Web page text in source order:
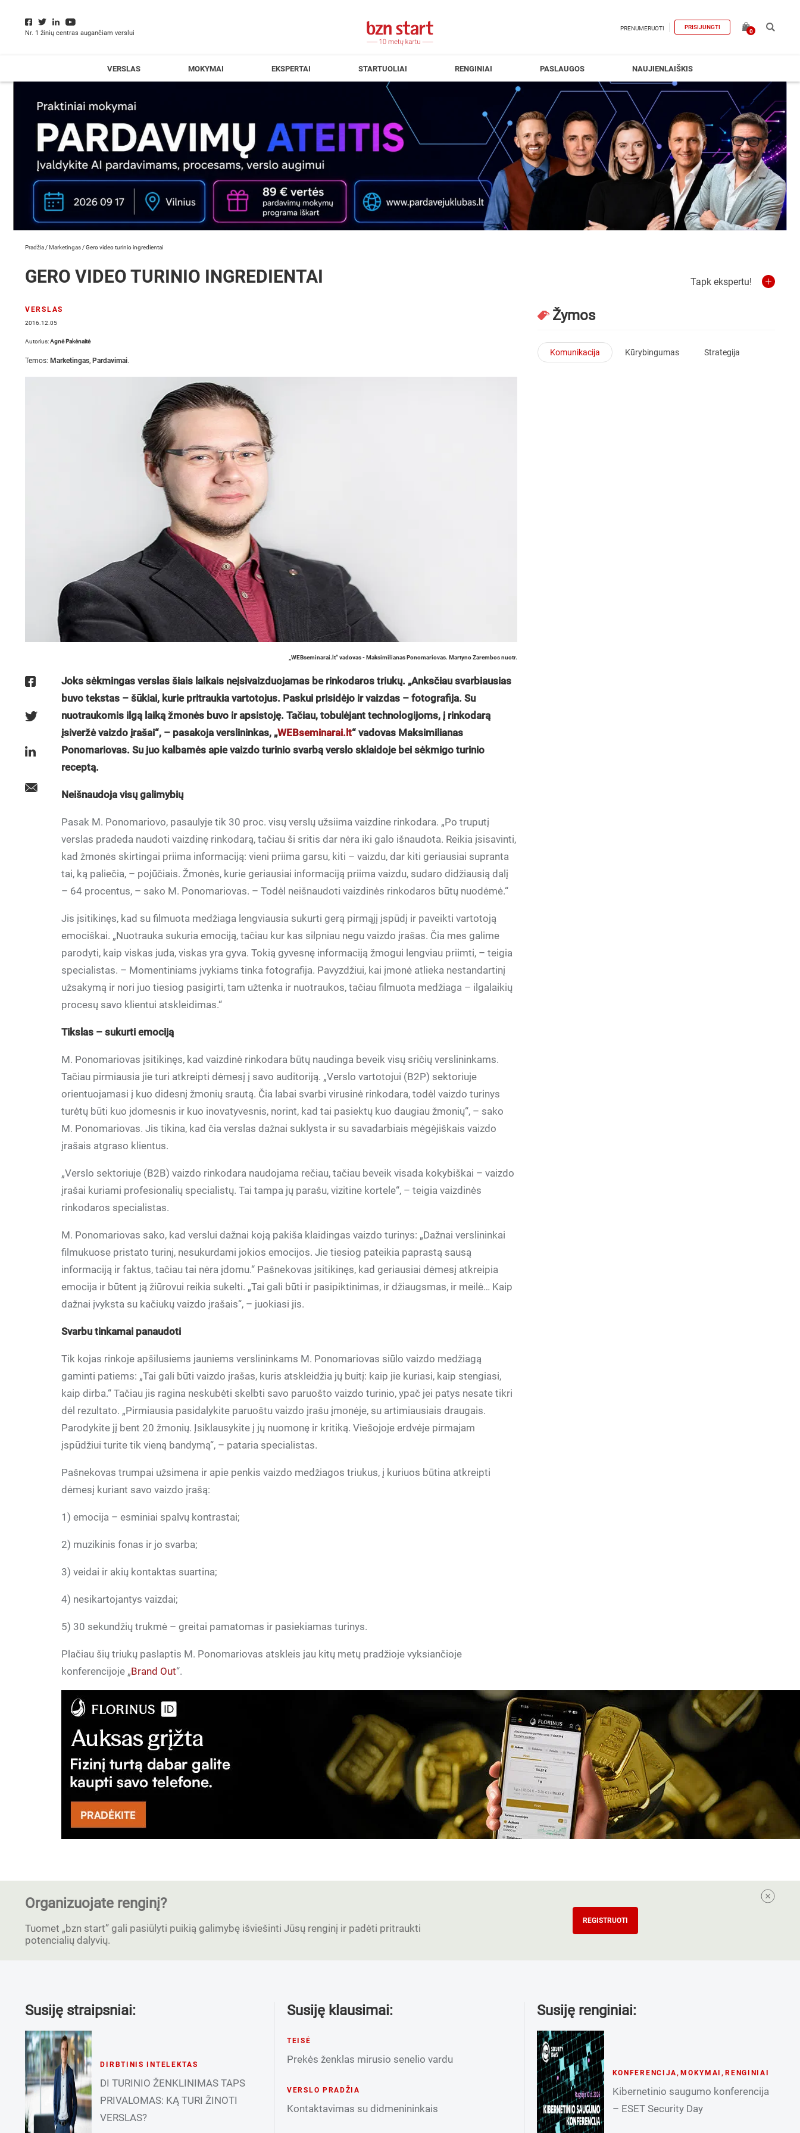
Nr. 1 žinių centras augančiam verslui
PRENUMERUOTI PRISIJUNGTI
0
VERSLAS MOKYMAI EKSPERTAI STARTUOLIAI RENGINIAI PASLAUGOS NAUJIENLAIŠKIS
Pradžia /Marketingas /Gero video turinio ingredientai
GERO VIDEO TURINIO INGREDIENTAI
VERSLAS
2016.12.05
Autorius:Agnė Pakėnaitė
Temos: Marketingas, Pardavimai.
„WEBseminarai.lt“ vadovas - Maksimilianas Ponomariovas. Martyno Zarembos nuotr.
Joks sėkmingas verslas šiais laikais neįsivaizduojamas be rinkodaros triukų. „Anksčiau svarbiausias
buvo tekstas – šūkiai, kurie pritraukia vartotojus. Paskui prisidėjo ir vaizdas – fotografija. Su
nuotraukomis ilgą laiką žmonės buvo ir apsistoję. Tačiau, tobulėjant technologijoms, į rinkodarą
įsiveržė vaizdo įrašai“, – pasakoja verslininkas, „WEBseminarai.lt“ vadovas Maksimilianas
Ponomariovas. Su juo kalbamės apie vaizdo turinio svarbą verslo sklaidoje bei sėkmigo turinio
receptą.
Neišnaudoja visų galimybių
Pasak M. Ponomariovo, pasaulyje tik 30 proc. visų verslų užsiima vaizdine rinkodara. „Po truputį
verslas pradeda naudoti vaizdinę rinkodarą, tačiau ši sritis dar nėra iki galo išnaudota. Reikia įsisavinti,
kad žmonės skirtingai priima informaciją: vieni priima garsu, kiti – vaizdu, dar kiti geriausiai supranta
tai, ką paliečia, – pojūčiais. Žmonės, kurie geriausiai informaciją priima vaizdu, sudaro didžiausią dalį
– 64 procentus, – sako M. Ponomariovas. – Todėl neišnaudoti vaizdinės rinkodaros būtų nuodėmė.“
Jis įsitikinęs, kad su filmuota medžiaga lengviausia sukurti gerą pirmąjį įspūdį ir paveikti vartotoją
emociškai. „Nuotrauka sukuria emociją, tačiau kur kas silpniau negu vaizdo įrašas. Čia mes galime
parodyti, kaip viskas juda, viskas yra gyva. Tokią gyvesnę informaciją žmogui lengviau priimti, – teigia
specialistas. – Momentiniams įvykiams tinka fotografija. Pavyzdžiui, kai įmonė atlieka nestandartinį
užsakymą ir nori juo tiesiog pasigirti, tam užtenka ir nuotraukos, tačiau filmuota medžiaga – ilgalaikių
procesų savo klientui atskleidimas.“
Tikslas – sukurti emociją
M. Ponomariovas įsitikinęs, kad vaizdinė rinkodara būtų naudinga beveik visų sričių verslininkams.
Tačiau pirmiausia jie turi atkreipti dėmesį į savo auditoriją. „Verslo vartotojui (B2P) sektoriuje
orientuojamasi į kuo didesnį žmonių srautą. Čia labai svarbi virusinė rinkodara, todėl vaizdo turinys
turėtų būti kuo įdomesnis ir kuo inovatyvesnis, norint, kad tai pasiektų kuo daugiau žmonių“, – sako
M. Ponomariovas. Jis tikina, kad čia verslas dažnai suklysta ir su savadarbiais mėgėjiškais vaizdo
įrašais atgraso klientus.
„Verslo sektoriuje (B2B) vaizdo rinkodara naudojama rečiau, tačiau beveik visada kokybiškai – vaizdo
įrašai kuriami profesionalių specialistų. Tai tampa jų parašu, vizitine kortele“, – teigia vaizdinės
rinkodaros specialistas.
M. Ponomariovas sako, kad verslui dažnai koją pakiša klaidingas vaizdo turinys: „Dažnai verslininkai
filmukuose pristato turinį, nesukurdami jokios emocijos. Jie tiesiog pateikia paprastą sausą
informaciją ir faktus, tačiau tai nėra įdomu.“ Pašnekovas įsitikinęs, kad geriausiai dėmesį atkreipia
emocija ir būtent ją žiūrovui reikia sukelti. „Tai gali būti ir pasipiktinimas, ir džiaugsmas, ir meilė… Kaip
dažnai įvyksta su kačiukų vaizdo įrašais“, – juokiasi jis.
Svarbu tinkamai panaudoti
Tik kojas rinkoje apšilusiems jauniems verslininkams M. Ponomariovas siūlo vaizdo medžiagą
gaminti patiems: „Tai gali būti vaizdo įrašas, kuris atskleidžia jų buitį: kaip jie kuriasi, kaip stengiasi,
kaip dirba.“ Tačiau jis ragina neskubėti skelbti savo paruošto vaizdo turinio, ypač jei patys nesate tikri
dėl rezultato. „Pirmiausia pasidalykite paruoštu vaizdo įrašu įmonėje, su artimiausiais draugais.
Parodykite jį bent 20 žmonių. Įsiklausykite į jų nuomonę ir kritiką. Viešojoje erdvėje pirmajam
įspūdžiui turite tik vieną bandymą“, – pataria specialistas.
Pašnekovas trumpai užsimena ir apie penkis vaizdo medžiagos triukus, į kuriuos būtina atkreipti
dėmesį kuriant savo vaizdo įrašą:
1) emocija – esminiai spalvų kontrastai;
2) muzikinis fonas ir jo svarba;
3) veidai ir akių kontaktas suartina;
4) nesikartojantys vaizdai;
5) 30 sekundžių trukmė – greitai pamatomas ir pasiekiamas turinys.
Plačiau šių triukų paslaptis M. Ponomariovas atskleis jau kitų metų pradžioje vyksiančioje
konferencijoje „Brand Out“.
Tapk ekspertu!
Žymos
Komunikacija Kūrybingumas Strategija
Organizuojate renginį?
Tuomet „bzn start” gali pasiūlyti puikią galimybę išviešinti Jūsų renginį ir padėti pritraukti
potencialių dalyvių.
REGISTRUOTI
Susiję straipsniai:
DIRBTINIS INTELEKTAS
DI TURINIO ŽENKLINIMAS TAPS
PRIVALOMAS: KĄ TURI ŽINOTI
VERSLAS?
Susiję klausimai:
TEISĖ
Prekės ženklas mirusio senelio vardu
VERSLO PRADŽIA
Kontaktavimas su didmenininkais
Susiję renginiai:
KONFERENCIJA, MOKYMAI, RENGINIAI
Kibernetinio saugumo konferencija
– ESET Security Day